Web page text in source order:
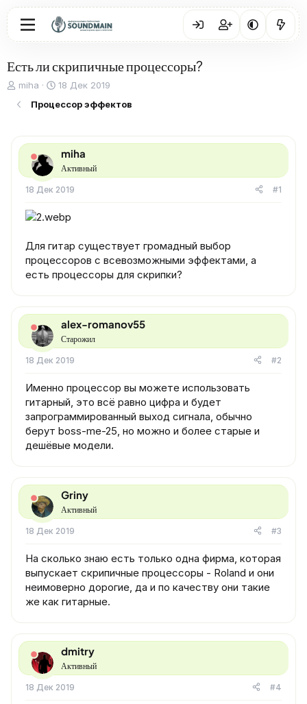
Есть ли скрипичные процессоры?
А
т
р
т
м
miha
Д
т
н
а
ч
а
а
18 Дек 2019
Процессор эффектов
miha
Активный
18 Дек 2019 #1
Для гитар существует громадный выбор
процессоров с всевозможными эффектами, а
есть процессоры для скрипки?
alex-romanov55
Старожил
18 Дек 2019 #2
Именно процессор вы можете использовать
гитарный, это всё равно цифра и будет
запрограммированный выход сигнала, обычно
берут boss-me-25, но можно и более старые и
дешёвые модели.
Griny
Активный
18 Дек 2019 #3
На сколько знаю есть только одна фирма, которая
выпускает скрипичные процессоры - Roland и они
неимоверно дорогие, да и по качеству они такие
же как гитарные.
dmitry
Активный
18 Дек 2019 #4